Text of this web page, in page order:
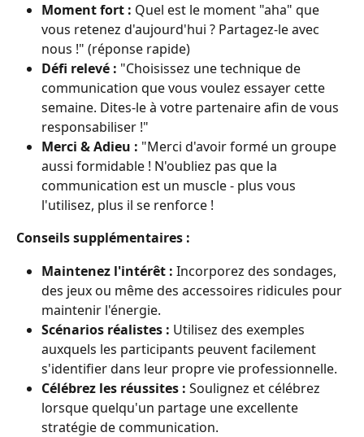
Moment fort : Quel est le moment "aha" que
vous retenez d'aujourd'hui ? Partagez-le avec
nous !" (réponse rapide)
Défi relevé : "Choisissez une technique de
communication que vous voulez essayer cette
semaine. Dites-le à votre partenaire afin de vous
responsabiliser !"
Merci & Adieu : "Merci d'avoir formé un groupe
aussi formidable ! N'oubliez pas que la
communication est un muscle - plus vous
l'utilisez, plus il se renforce !
Conseils supplémentaires :
Maintenez l'intérêt : Incorporez des sondages,
des jeux ou même des accessoires ridicules pour
maintenir l'énergie.
Scénarios réalistes : Utilisez des exemples
auxquels les participants peuvent facilement
s'identifier dans leur propre vie professionnelle.
Célébrez les réussites : Soulignez et célébrez
lorsque quelqu'un partage une excellente
stratégie de communication.